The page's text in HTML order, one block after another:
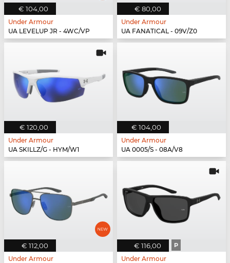
€ 104,00
Under Armour
UA LEVELUP JR - 4WC/VP
€ 80,00
Under Armour
UA FANATICAL - 09V/Z0
€ 120,00
Under Armour
UA SKILLZ/G - HYM/W1
€ 104,00
Under Armour
UA 0005/S - 08A/V8
€ 112,00
Under Armour
€ 116,00 P
Under Armour